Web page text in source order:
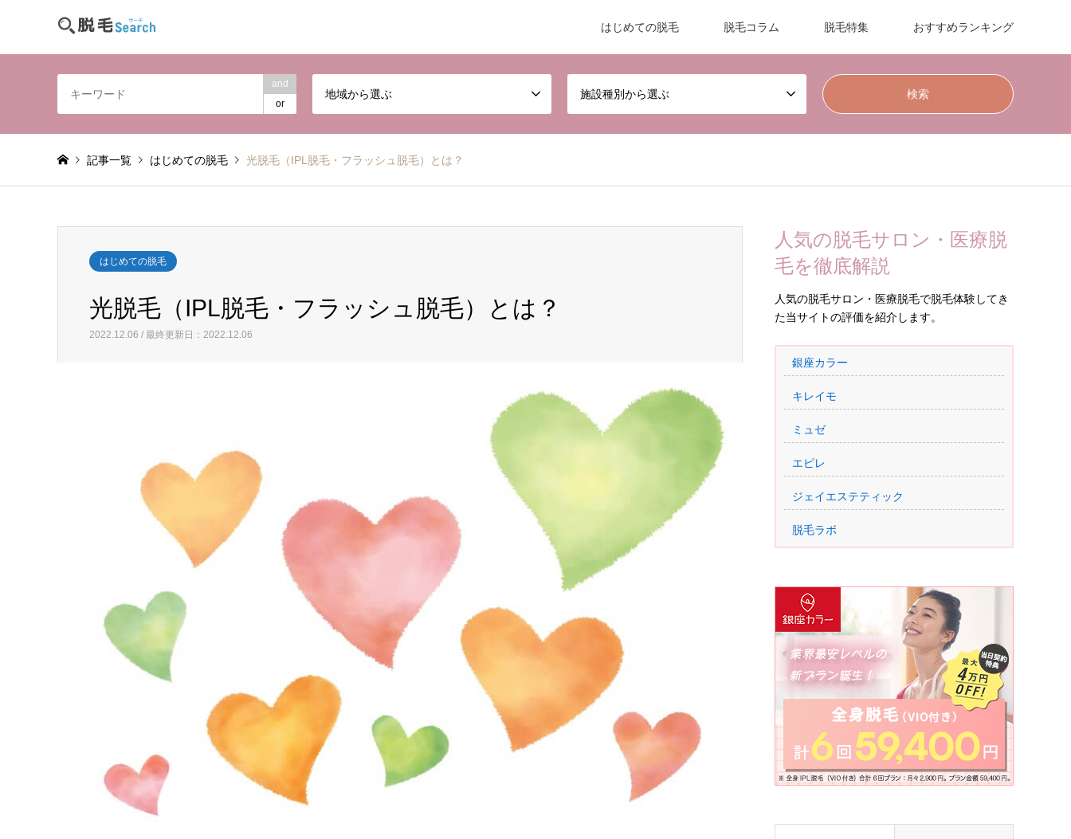
はじめての脱毛 脱毛コラム 脱毛特集 おすすめランキング
and
or
地域から選ぶ 施設種別から選ぶ
記事一覧 はじめての脱毛 光脱毛（IPL脱毛・フラッシュ脱毛）とは？
はじめての脱毛
光脱毛（IPL脱毛・フラッシュ脱毛）とは？
2022.12.06 / 最終更新日：2022.12.06
人気の脱毛サロン・医療脱
毛を徹底解説
人気の脱毛サロン・医療脱毛で脱毛体験してき
た当サイトの評価を紹介します。
銀座カラー
キレイモ
ミュゼ
エピレ
ジェイエステティック
脱毛ラボ